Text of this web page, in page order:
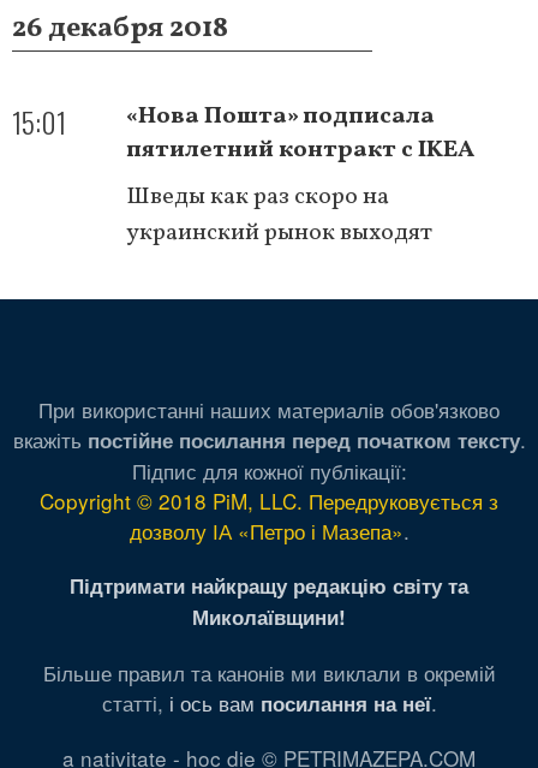
26 декабря 2018
15:01
«Нова Пошта» подписала
пятилетний контракт с IKEA
Шведы как раз скоро на
украинский рынок выходят
При використанні наших материалів обов'язково
вкажіть постійне посилання перед початком тексту.
Підпис для кожної публікації:
Copyright © 2018 PiM, LLC. Передруковується з
дозволу ІА «Петро і Мазепа».
Підтримати найкращу редакцію світу та
Миколаївщини!
Більше правил та канонів ми виклали в окремій
статті, і ось вам посилання на неї.
a nativitate - hoc die © PETRIMAZEPA.COM